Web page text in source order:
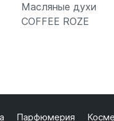
Масляные духи
COFFEE ROZE
Парфюмерия